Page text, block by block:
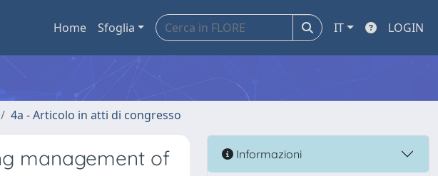
Home Sfoglia IT LOGIN
4a - Articolo in atti di congresso
management of
Informazioni